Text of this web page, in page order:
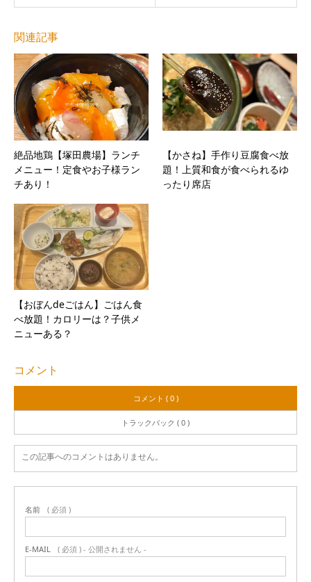
関連記事
絶品地鶏【塚田農場】ランチ
メニュー！定食やお子様ラン
チあり！
【かさね】手作り豆腐食べ放
題！上質和食が食べられるゆ
ったり席店
【おぼんdeごはん】ごはん食
べ放題！カロリーは？子供メ
ニューある？
コメント
コメント ( 0 )
トラックバック ( 0 )
この記事へのコメントはありません。
名前 ( 必須 )
E-MAIL ( 必須 ) - 公開されません -